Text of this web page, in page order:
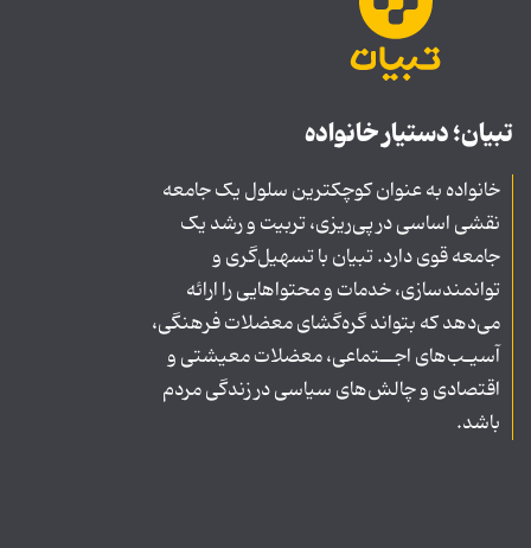
تبیان؛ دستیار خانواده
خانواده به عنوان کوچکترین سلول یک جامعه
نقشی اساسی در پی‌ریزی، تربیت و رشد یک
جامعه قوی دارد. تبیان با تسهیل‌گری و
توانمندسازی، خدمات و محتواهایی را ارائه
می‌دهد که بتواند گره‌گشای معضلات فرهنگی،
آسیـب‌های اجــتماعی، معضلات معیشتی و
اقتصادی و چالش‌های سیاسی در زندگی مردم
باشد.